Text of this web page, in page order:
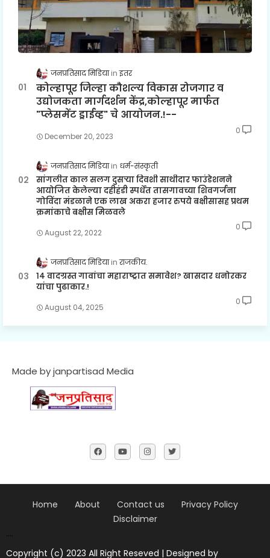
जनप्रतिसाद मिडिया इतर
कोल्हापूर जिल्हा कौशल्य विकास रोजगार व
उद्योजकता मार्गदर्शन केंद्र,कोल्हापूर मार्फत
"प्लेसमेंट ड्राईव्ह" चे आयोजन.!--
December 20, 2023
0
जनप्रतिसाद मिडिया धर्म-संस्कृती
सांगलीत काल सलग दुसऱ्या दिवशी साथीदार फाउंडेशनने
आयोजित केलेल्या दहीहंडी स्पर्धेत तासगावच्या शिवगर्जना
गोविंदा मंडळाने एक लाख अकरा हजार रुपये बक्षीसासह प्रथम
क्रमांकाचे बक्षीस मिळवले
August 22, 2022
0
जनप्रतिसाद मिडिया राजकीय.
१४ वादग्रस्त गावांचा महाराष्ट्रात समावेश? खासदार धनोरकर
यांचा पुढाकार.!
August 04, 2025
0
Made by janpartisad Media
Home About Contact us
Privacy Policy
Disclaimer
....
Copyright (c) 2023 All Right Reseved | Designed by